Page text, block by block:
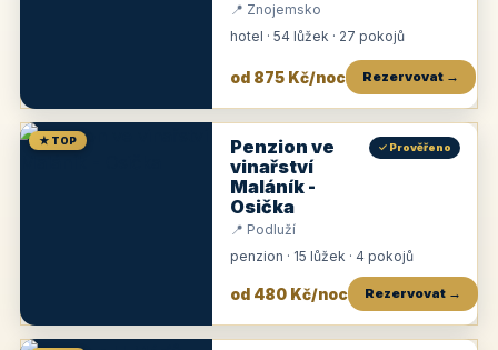
📍 Znojemsko
hotel · 54 lůžek · 27 pokojů
od 875 Kč/noc Rezervovat →
★ TOP
Penzion ve
vinařství
Maláník -
Osička
✓ Prověřeno
📍 Podluží
penzion · 15 lůžek · 4 pokojů
od 480 Kč/noc Rezervovat →